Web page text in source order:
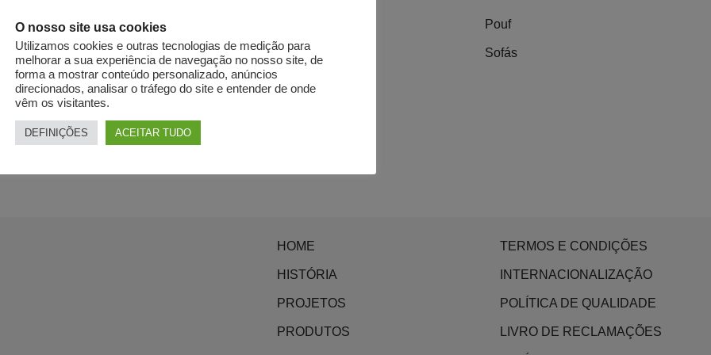
Pouf
Sofás
HOME
HISTÓRIA
PROJETOS
PRODUTOS
TERMOS E CONDIÇÕES
INTERNACIONALIZAÇÃO
POLÍTICA DE QUALIDADE
LIVRO DE RECLAMAÇÕES
O nosso site usa cookies
Utilizamos cookies e outras tecnologias de medição para
melhorar a sua experiência de navegação no nosso site, de
forma a mostrar conteúdo personalizado, anúncios
direcionados, analisar o tráfego do site e entender de onde
vêm os visitantes.
DEFINIÇÕES ACEITAR TUDO